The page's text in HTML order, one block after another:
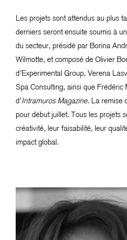
Les projets sont attendus au plus
derniers seront ensuite soumis à
du secteur, présidé par Borina
Wilmotte, et composé de Olivier
d’Experimental Group, Verena
Spa Consulting, ainsi que Frédéric
d’Intramuros Magazine. La remise
pour début juillet. Tous les projets
créativité, leur faisabilité, leur
impact global.